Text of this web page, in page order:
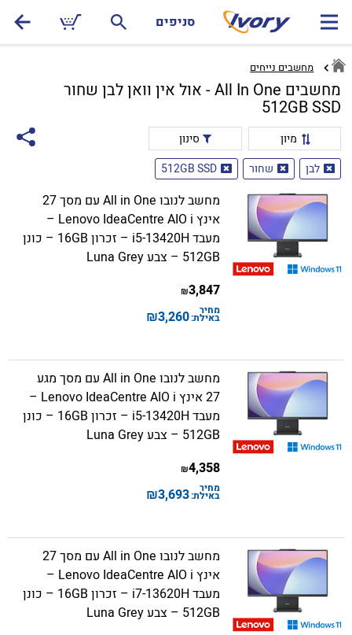
סניפים
מחשבים נייחים
מחשבים All In One - אול אין וואן לבן שחור
512GB SSD
מיון
סינון
לבן
שחור 512GB SSD
מחשב לנובו All in One עם מסך 27
אינץ Lenovo IdeaCentre AIO i –
מעבד i5-13420H – זכרון 16GB – כונן
512GB – צבע Luna Grey
3,847
₪
מחיר
באילת:3,260
₪
מחשב לנובו All in One עם מסך מגע
27 אינץ Lenovo IdeaCentre AIO i –
מעבד i5-13420H – זכרון 16GB – כונן
512GB – צבע Luna Grey
4,358
₪
מחיר
באילת:3,693
₪
מחשב לנובו All in One עם מסך 27
אינץ Lenovo IdeaCentre AIO i –
מעבד i7-13620H – זכרון 16GB – כונן
512GB – צבע Luna Grey